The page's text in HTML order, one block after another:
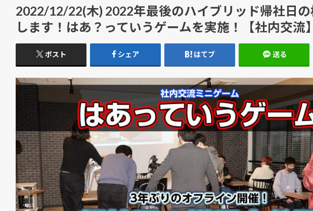
2022/12/22(木) 2022年最後のハイブリッド帰社日
します！はあ？っていうゲームを実施！【社内交流
ポスト シェア はてブ 送る